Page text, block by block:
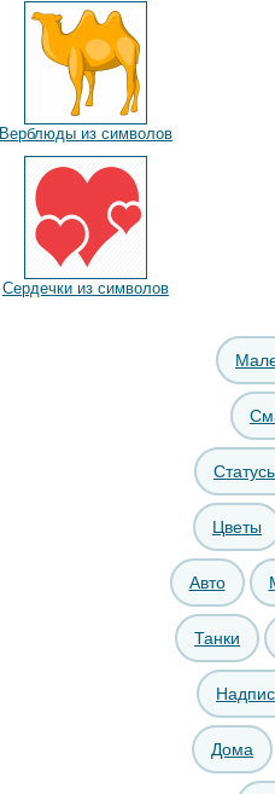
Верблюды из символов
Сердечки из символов
Цветы
Авто
Танки
Дома